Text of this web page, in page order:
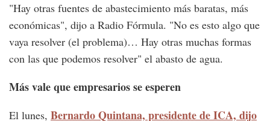
"Hay otras fuentes de abastecimiento más baratas, más
económicas", dijo a Radio Fórmula. "No es esto algo que
vaya resolver (el problema)… Hay otras muchas formas
con las que podemos resolver" el abasto de agua.
Más vale que empresarios se esperen
El lunes, Bernardo Quintana, presidente de ICA, dijo